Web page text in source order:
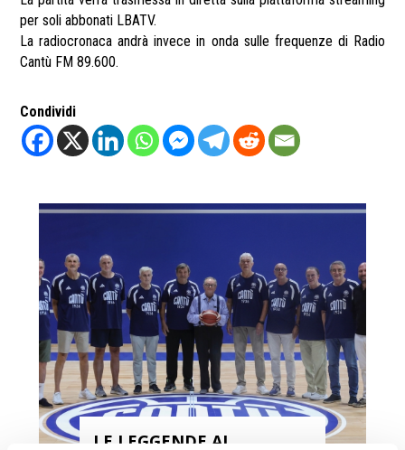
per soli abbonati LBATV.
La radiocronaca andrà invece in onda sulle frequenze di Radio
Cantù FM 89.600.
Condividi
LE LEGGENDE AL